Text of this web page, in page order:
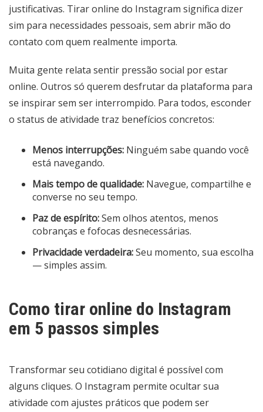
justificativas. Tirar online do Instagram significa dizer
sim para necessidades pessoais, sem abrir mão do
contato com quem realmente importa.
Muita gente relata sentir pressão social por estar
online. Outros só querem desfrutar da plataforma para
se inspirar sem ser interrompido. Para todos, esconder
o status de atividade traz benefícios concretos:
Menos interrupções: Ninguém sabe quando você
está navegando.
Mais tempo de qualidade: Navegue, compartilhe e
converse no seu tempo.
Paz de espírito:Sem olhos atentos, menos
cobranças e fofocas desnecessárias.
Privacidade verdadeira:Seu momento, sua escolha
— simples assim.
Como tirar online do Instagram
em 5 passos simples
Transformar seu cotidiano digital é possível com
alguns cliques. O Instagram permite ocultar sua
atividade com ajustes práticos que podem ser